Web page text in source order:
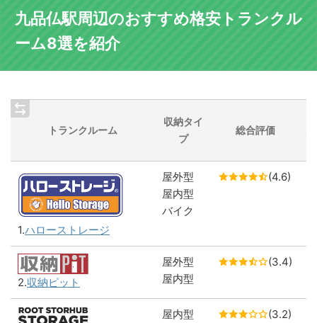
九品仏駅周辺のおすすめ格安トランクル
ーム8選を紹介
トランクルーム
収納タイ
プ
総合評価
1.ハローストレージ
屋外型
屋内型
バイク
(4.6)
2.収納ピット
屋外型
屋内型
(3.4)
屋内型
(3.2)